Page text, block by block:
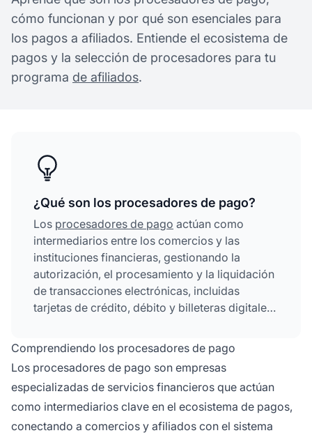
cómo funcionan y por qué son esenciales para
los pagos a afiliados. Entiende el ecosistema de
pagos y la selección de procesadores para tu
programa de afiliados.
¿Qué son los procesadores de pago?
Los procesadores de pago actúan como
intermediarios entre los comercios y las
instituciones financieras, gestionando la
autorización, el procesamiento y la liquidación
de transacciones electrónicas, incluidas
tarjetas de crédito, débito y billeteras digitales.
verifican la disponibilidad de fondos y facilitan
la transferencia de dinero entre las cuentas
bancarias del cliente y del negocio.
Comprendiendo los procesadores de pago
Los procesadores de pago son empresas
especializadas de servicios financieros que actúan
como intermediarios clave en el ecosistema de pagos,
conectando a comercios y afiliados con el sistema